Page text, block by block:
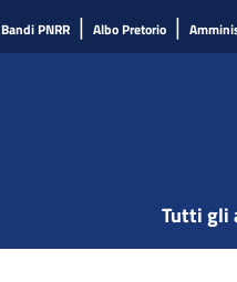
Bandi PNRR | Albo Pretorio |
Tutti gli